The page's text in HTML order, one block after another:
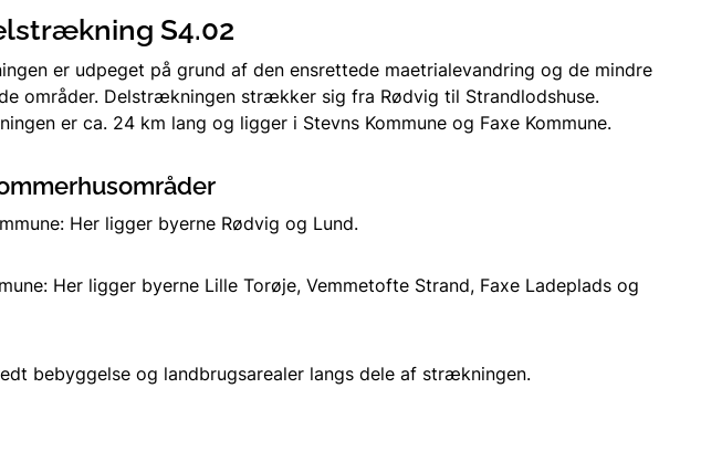
S4.02
er udpeget på grund af den ensrettede maetrialevandring og de mindre
områder. Delstrækningen strækker sig fra Rødvig til Strandlodshuse.
er ca. 24 km lang og ligger i Stevns Kommune og Faxe Kommune.
Her ligger byerne Rødvig og Lund.
Her ligger byerne Lille Torøje, Vemmetofte Strand, Faxe Ladeplads og
bebyggelse og landbrugsarealer langs dele af strækningen.